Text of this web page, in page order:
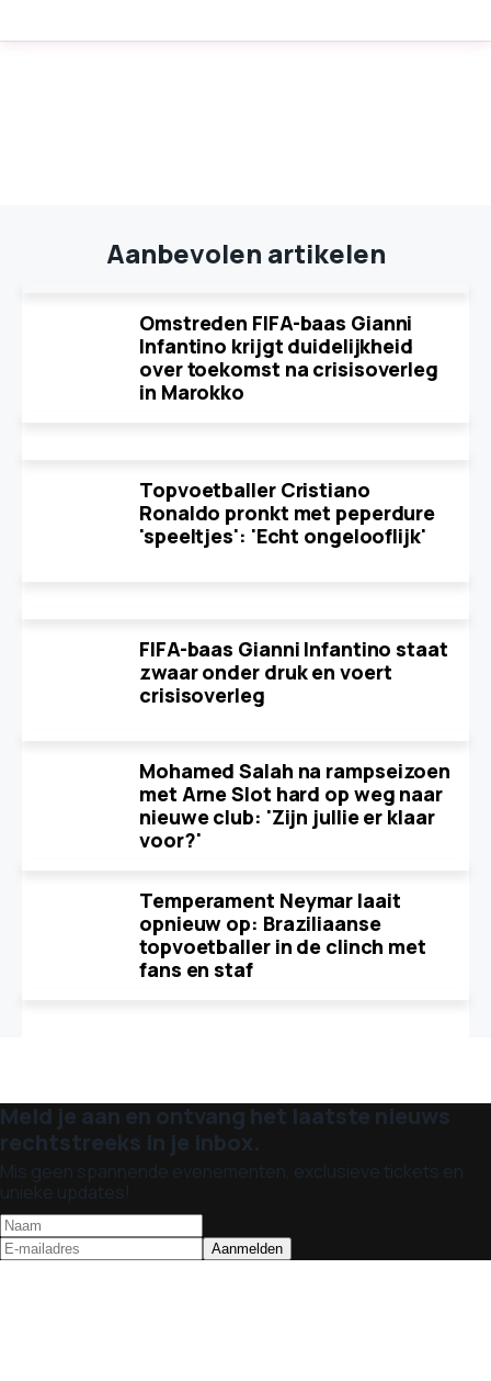
Aanbevolen artikelen
Omstreden FIFA-baas Gianni
Infantino krijgt duidelijkheid
over toekomst na crisisoverleg
in Marokko
Topvoetballer Cristiano
Ronaldo pronkt met peperdure
'speeltjes': 'Echt ongelooflijk'
FIFA-baas Gianni Infantino staat
zwaar onder druk en voert
crisisoverleg
Mohamed Salah na rampseizoen
met Arne Slot hard op weg naar
nieuwe club: 'Zijn jullie er klaar
voor?'
Temperament Neymar laait
opnieuw op: Braziliaanse
topvoetballer in de clinch met
fans en staf
Meld je aan en ontvang het laatste nieuws
rechtstreeks in je inbox.
Mis geen spannende evenementen, exclusieve tickets en
unieke updates!